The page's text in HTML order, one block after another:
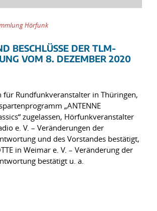
Hörfunk
BESCHLÜSSE DER TLM-
VOM 8. DEZEMBER 2020
für Rundfunkveranstalter in Thüringen,
„ANTENNE
zugelassen, Hörfunkveranstalter
e. V. – Veränderungen der
und des Vorstandes bestätigt,
in Weimar e. V. – Veränderung der
bestätigt u. a.